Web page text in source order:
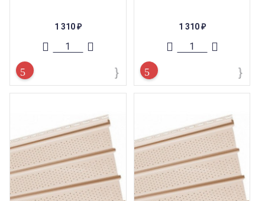
1 310 ₽ 1 310 ₽